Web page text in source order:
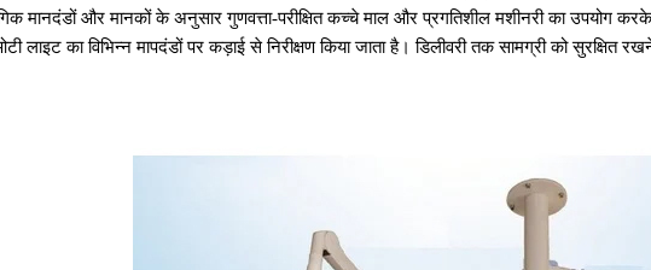
मानदंडों और मानकों के अनुसार गुणवत्ता-परीक्षित कच्चे माल और प्रगतिशील मशीनरी का उपयोग
का विभिन्न मापदंडों पर कड़ाई से निरीक्षण किया जाता है। डिलीवरी तक सामग्री को